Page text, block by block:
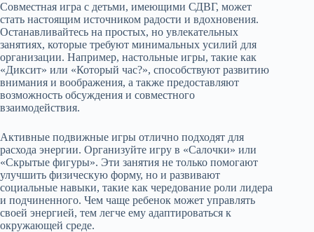
Совместная игра с детьми, имеющими СДВГ, может
стать настоящим источником радости и вдохновения.
Останавливайтесь на простых, но увлекательных
занятиях, которые требуют минимальных усилий для
организации. Например, настольные игры, такие как
«Диксит» или «Который час?», способствуют развитию
внимания и воображения, а также предоставляют
возможность обсуждения и совместного
взаимодействия.
Активные подвижные игры отлично подходят для
расхода энергии. Организуйте игру в «Салочки» или
«Скрытые фигуры». Эти занятия не только помогают
улучшить физическую форму, но и развивают
социальные навыки, такие как чередование роли лидера
и подчиненного. Чем чаще ребенок может управлять
своей энергией, тем легче ему адаптироваться к
окружающей среде.